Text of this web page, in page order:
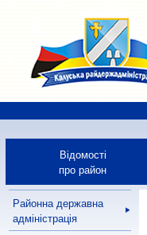
Відомості
про район
Районна державна
адміністрація